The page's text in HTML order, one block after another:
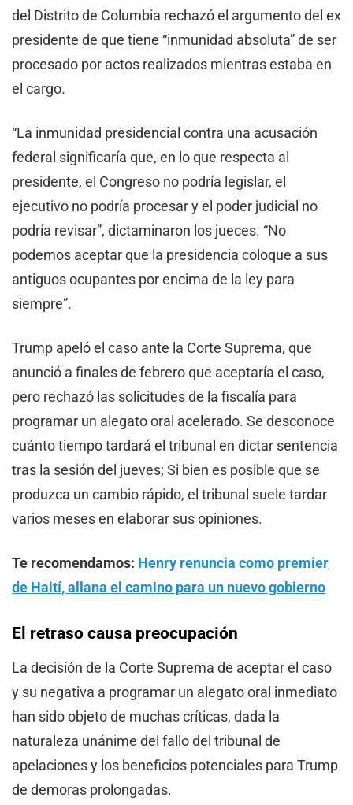
del Distrito de Columbia rechazó el argumento del ex
presidente de que tiene “inmunidad absoluta” de ser
procesado por actos realizados mientras estaba en
el cargo.
“La inmunidad presidencial contra una acusación
federal significaría que, en lo que respecta al
presidente, el Congreso no podría legislar, el
ejecutivo no podría procesar y el poder judicial no
podría revisar”, dictaminaron los jueces. “No
podemos aceptar que la presidencia coloque a sus
antiguos ocupantes por encima de la ley para
siempre”.
Trump apeló el caso ante la Corte Suprema, que
anunció a finales de febrero que aceptaría el caso,
pero rechazó las solicitudes de la fiscalía para
programar un alegato oral acelerado. Se desconoce
cuánto tiempo tardará el tribunal en dictar sentencia
tras la sesión del jueves; Si bien es posible que se
produzca un cambio rápido, el tribunal suele tardar
varios meses en elaborar sus opiniones.
Te recomendamos: Henry renuncia como premier
de Haití, allana el camino para un nuevo gobierno
El retraso causa preocupación
La decisión de la Corte Suprema de aceptar el caso
y su negativa a programar un alegato oral inmediato
han sido objeto de muchas críticas, dada la
naturaleza unánime del fallo del tribunal de
apelaciones y los beneficios potenciales para Trump
de demoras prolongadas.